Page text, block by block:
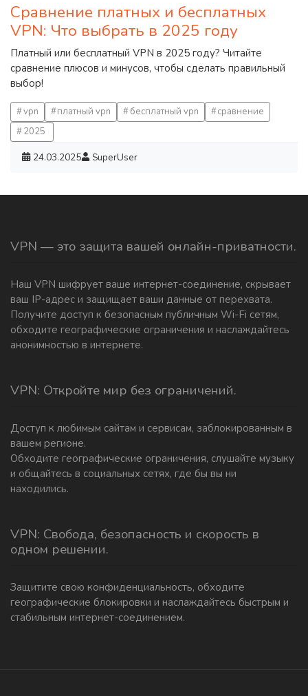
Сравнение платных и бесплатных
VPN: Что выбрать в 2025 году
Платный или бесплатный VPN в 2025 году? Читайте
сравнение плюсов и минусов, чтобы сделать правильный
выбор!
vpn платный vpn бесплатный vpn
сравнение
2025
24.03.2025 SuperUser
VPN — это защита вашей онлайн-приватности.
Наш VPN шифрует ваше интернет-соединение, скрывает
ваш IP-адрес и защищает ваши данные от перехвата.
Получите доступ к безопасным публичным Wi-Fi сетям,
обходите географические ограничения и наслаждайтесь
анонимностью в интернете.
VPN: Откройте мир без ограничений.
Доступ к любимым сайтам и сервисам, заблокированным в
вашем регионе.
Обходите географические ограничения, слушайте музыку
и общайтесь в социальных сетях, где бы вы ни
находились.
VPN: Свобода, безопасность и скорость в
одном решении.
Защитите свою конфиденциальность, обходите
географические блокировки и наслаждайтесь быстрым и
стабильным интернет-соединением.